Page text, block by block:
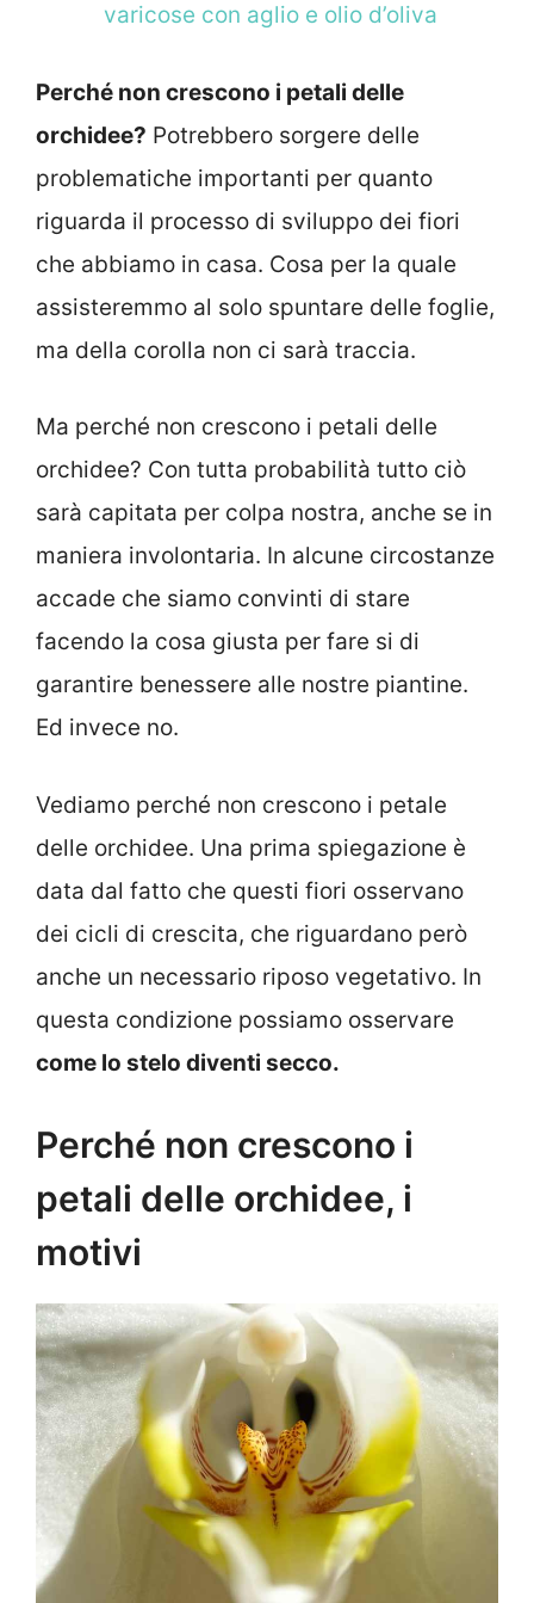
varicose con aglio e olio d’oliva
Perché non crescono i petali delle
orchidee? Potrebbero sorgere delle
problematiche importanti per quanto
riguarda il processo di sviluppo dei fiori
che abbiamo in casa. Cosa per la quale
assisteremmo al solo spuntare delle foglie,
ma della corolla non ci sarà traccia.
Ma perché non crescono i petali delle
orchidee? Con tutta probabilità tutto ciò
sarà capitata per colpa nostra, anche se in
maniera involontaria. In alcune circostanze
accade che siamo convinti di stare
facendo la cosa giusta per fare si di
garantire benessere alle nostre piantine.
Ed invece no.
Vediamo perché non crescono i petale
delle orchidee. Una prima spiegazione è
data dal fatto che questi fiori osservano
dei cicli di crescita, che riguardano però
anche un necessario riposo vegetativo. In
questa condizione possiamo osservare
come lo stelo diventi secco.
Perché non crescono i
petali delle orchidee, i
motivi